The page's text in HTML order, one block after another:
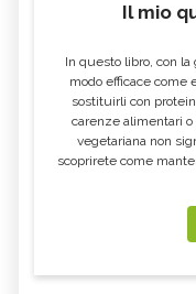
Il mio
In questo libro, con
modo efficace come
sostituirli con
carenze alimentari
vegetariana non
scoprirete come